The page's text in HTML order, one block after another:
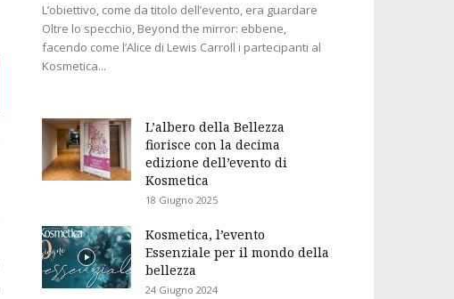
L’obiettivo, come da titolo dell’evento, era guardare
Oltre lo specchio, Beyond the mirror: ebbene,
facendo come l’Alice di Lewis Carroll i partecipanti al
Kosmetica...
L’albero della Bellezza
fiorisce con la decima
edizione dell’evento di
Kosmetica
18 Giugno 2025
Kosmetica, l’evento
Essenziale per il mondo della
bellezza
24 Giugno 2024